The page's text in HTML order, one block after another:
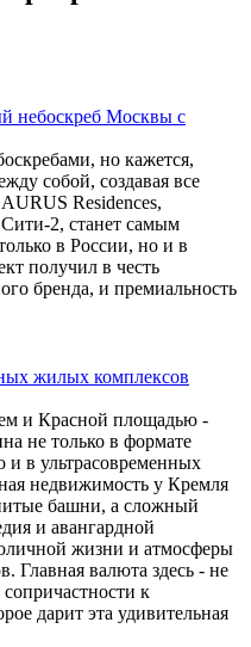
небоскреб Москвы с
но кажется,
собой, создавая все
Residences,
2, станет самым
в России, но и в
получил в честь
бренда, и премиальность
жилых комплексов
и Красной площадью -
не только в формате
и в ультрасовременных
недвижимость у Кремля
башни, а сложный
и авангардной
жизни и атмосферы
Главная валюта здесь - не
к
дарит эта удивительная